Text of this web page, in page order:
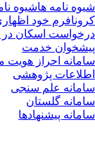
نامه هاشیوه
فرم خود اظهاری
اسکان در
خدمت
احراز هویت
پژوهشی
علم سنجی
گلستان
پیشنهادها